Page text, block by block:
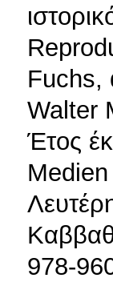
Fuchs,
Walter
Έτος
978-